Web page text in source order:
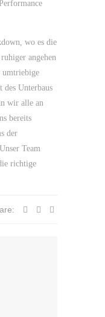
wo es die
angehen
umtriebige
Unterbaus
wir alle an
bereits
der
Team
richtige